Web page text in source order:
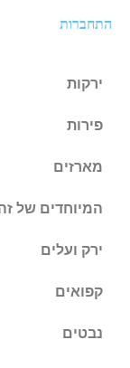
התחברות
ירקות
פירות
מארזים
המיוחדים של
ירק ועלים
קפואים
נבטים